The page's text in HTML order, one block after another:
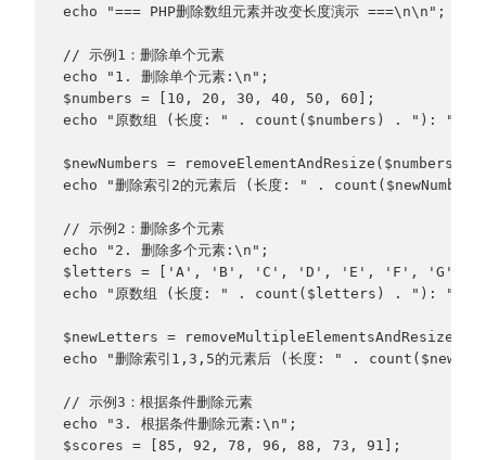
echo "=== PHP删除数组元素并改变长度演示 ===\n\n";
// 示例1：删除单个元素
echo "1. 删除单个元素:\n";
$numbers = [10, 20, 30, 40, 50, 60];
echo "原数组 (长度: " . count($numbers) . "): "
$newNumbers = removeElementAndResize($numbers,
echo "删除索引2的元素后 (长度: " .
// 示例2：删除多个元素
echo "2. 删除多个元素:\n";
$letters = ['A', 'B', 'C', 'D', 'E', 'F', 'G'];
echo "原数组 (长度: " . count($letters) . "): "
$newLetters =
echo "删除索引1,3,5的元素后 (长度: " .
// 示例3：根据条件删除元素
echo "3. 根据条件删除元素:\n";
$scores = [85, 92, 78, 96, 88, 73, 91];